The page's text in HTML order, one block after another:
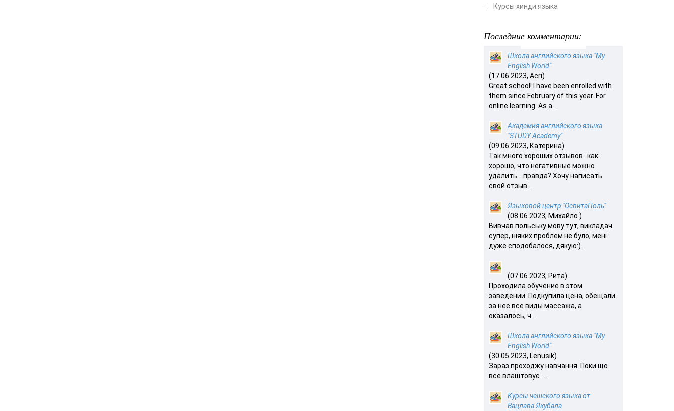
Курсы хинди языка
Последние комментарии:
Школа английского языка "My
English World"
(17.06.2023, Acri)
Great school! I have been enrolled with
them since February of this year. For
online learning. As a...
Академия английского языка
"STUDY Academy"
(09.06.2023, Катерина)
Так много хороших отзывов…как
хорошо, что негативные можно
удалить… правда? Хочу написать
свой отзыв...
Языковой центр "ОсвитаПоль"
(08.06.2023, Михайло )
Вивчав польську мову тут, викладач
супер, ніяких проблем не було, мені
дуже сподобалося, дякую:)...
(07.06.2023, Рита)
Проходила обучение в этом
заведении. Подкупила цена, обещали
за нее все виды массажа, а
оказалось, ч...
Школа английского языка "My
English World"
(30.05.2023, Lenusik)
Зараз проходжу навчання. Поки що
все влаштовує. ...
Курсы чешского языка от
Вацлава Якубала